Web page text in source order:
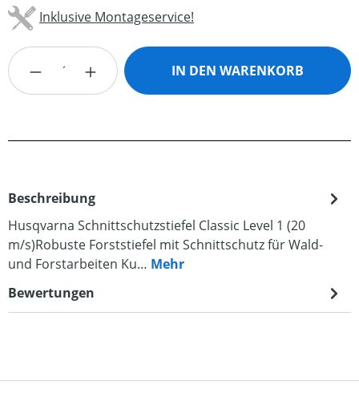
Inklusive Montageservice!
Produkt Anzahl: Gib den gewünschten
IN DEN WARENKORB
Beschreibung
Husqvarna Schnittschutzstiefel Classic Level 1 (20
m/s)Robuste Forststiefel mit Schnittschutz für Wald-
und Forstarbeiten Ku… Mehr
Bewertungen